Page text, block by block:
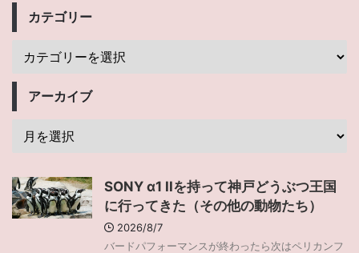
カテゴリー
アーカイブ
SONY α1 IIを持って神戸どうぶつ王国
に行ってきた（その他の動物たち）
2026/8/7
バードパフォーマンスが終わったら次はペリカンフ